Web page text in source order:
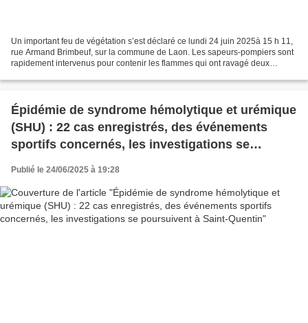
Un important feu de végétation s’est déclaré ce lundi 24 juin 2025à 15 h 11,
rue Armand Brimbeuf, sur la commune de Laon. Les sapeurs-pompiers sont
rapidement intervenus pour contenir les flammes qui ont ravagé deux
Épidémie de syndrome hémolytique et urémique
(SHU) : 22 cas enregistrés, des événements
sportifs concernés, les investigations se
poursuivent à Saint-Quentin
Publié le 24/06/2025 à 19:28